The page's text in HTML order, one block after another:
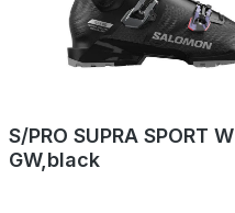
S/PRO SUPRA SPORT W
GW,black